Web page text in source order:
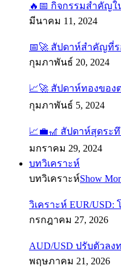
🔥📅 กิจกรรมสำคัญ
มีนาคม 11, 2024
📅🚀 สัปดาห์สำคัญที่
กุมภาพันธ์ 20, 2024
📈🚀 สัปดาห์ทองของ
กุมภาพันธ์ 5, 2024
📈💼🎢 สัปดาห์สุดระ
มกราคม 29, 2024
บทวิเคราะห์
บทวิเคราะห์Show
วิเคราะห์ EUR/
กรกฎาคม 27, 2026
AUD/USD ปรับตัวลง
พฤษภาคม 21, 2026